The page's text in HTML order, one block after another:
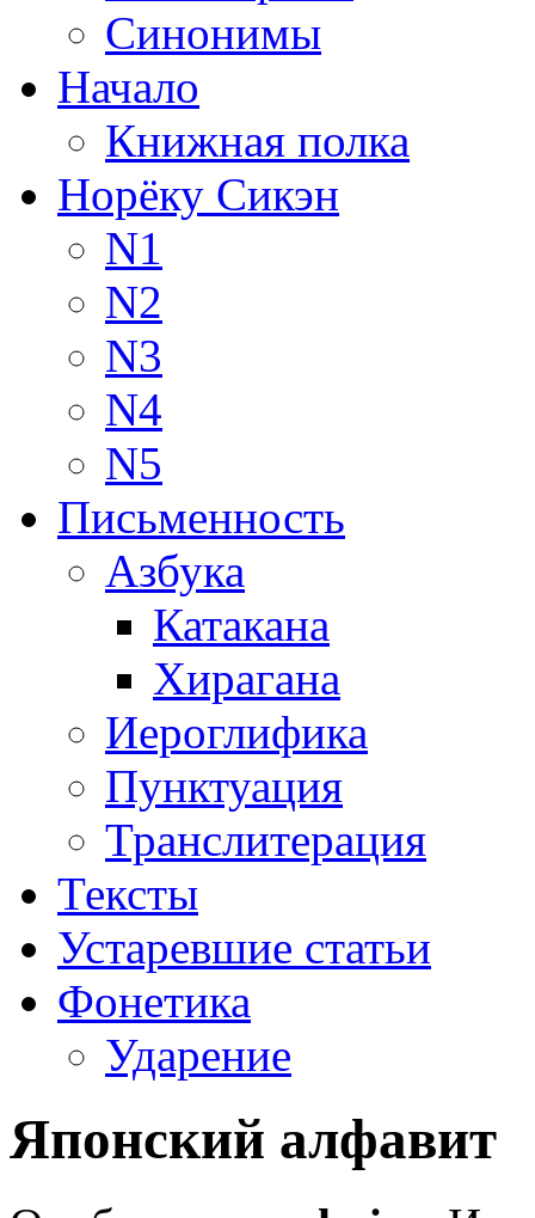
Синонимы
Начало
Книжная полка
Норёку Сикэн
N1
N2
N3
N4
N5
Письменность
Азбука
Катакана
Хирагана
Иероглифика
Пунктуация
Транслитерация
Тексты
Устаревшие статьи
Фонетика
Ударение
Японский алфавит